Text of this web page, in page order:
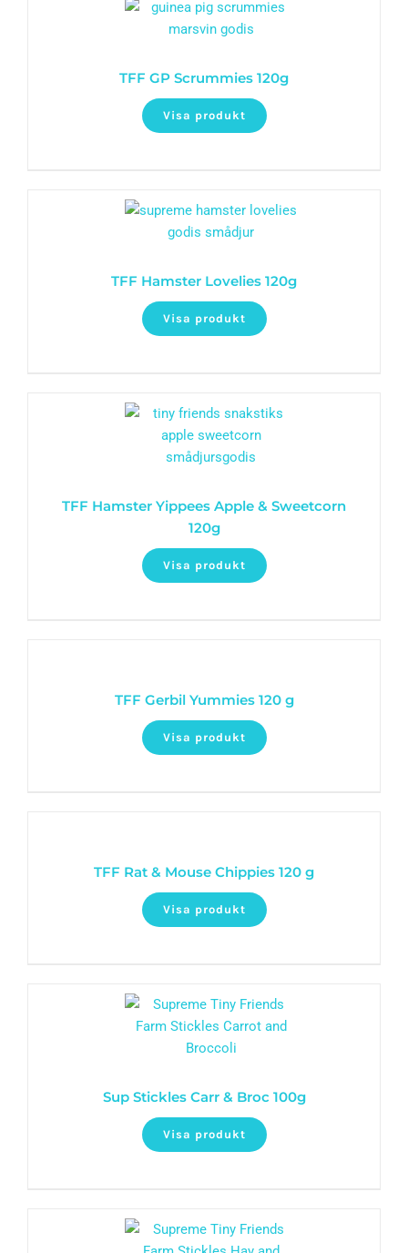
TFF GP Scrummies 120g
Visa produkt
TFF Hamster Lovelies 120g
Visa produkt
TFF Hamster Yippees Apple & Sweetcorn
120g
Visa produkt
TFF Gerbil Yummies 120 g
Visa produkt
TFF Rat & Mouse Chippies 120 g
Visa produkt
Sup Stickles Carr & Broc 100g
Visa produkt